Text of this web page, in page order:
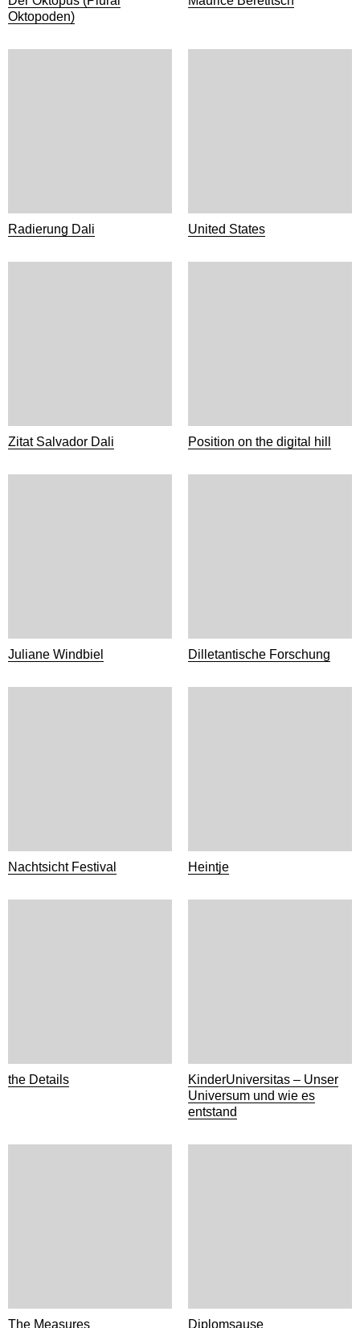
Oktopoden)
Radierung Dali United States
Zitat Salvador Dali Position on the digital hill
Juliane Windbiel Dilletantische Forschung
Nachtsicht Festival Heintje
the Details
KinderUniversitas – Unser
Universum und wie es
entstand
The Measures Diplomsause